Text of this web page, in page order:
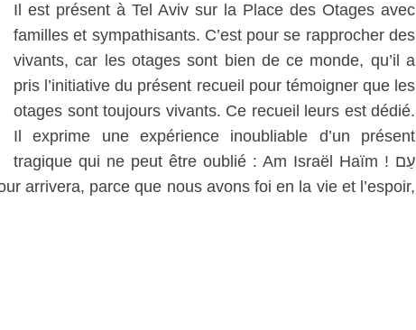
Il est présent à Tel Aviv sur la Place des Otages avec
familles et sympathisants. C’est pour se rapprocher des
vivants, car les otages sont bien de ce monde, qu’il a
pris l’initiative du présent recueil pour témoigner que les
otages sont toujours vivants. Ce recueil leurs est dédié.
Il exprime une expérience inoubliable d’un présent
tragique qui ne peut être oublié : Am Israël Haïm ! עַם